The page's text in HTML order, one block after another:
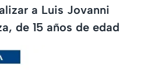
a Luis Jovanni
de 15 años de edad